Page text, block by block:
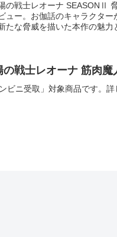
の戦士レオーナ SEASONⅡ
ュー。お伽話のキャラクタ
たな脅威を描いた本作の魅力
の戦士レオーナ 筋肉
ビニ受取」対象商品です。詳